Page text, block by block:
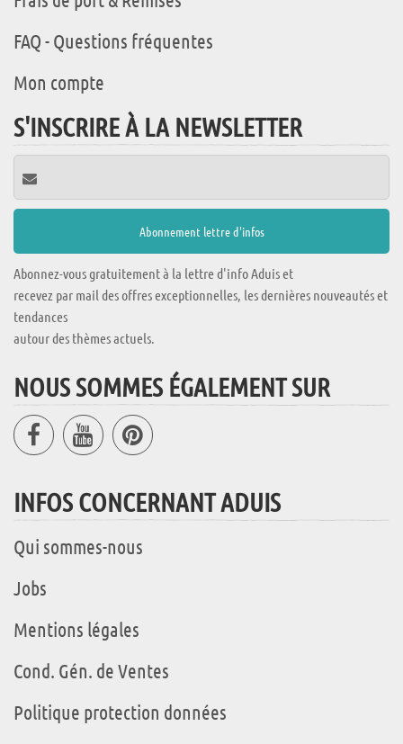
FAQ - Questions fréquentes
Mon compte
S'INSCRIRE À LA NEWSLETTER
Abonnez-vous gratuitement à la lettre d'info Aduis et
recevez par mail des offres exceptionnelles, les dernières nouveautés et
tendances
autour des thèmes actuels.
NOUS SOMMES ÉGALEMENT SUR
INFOS CONCERNANT ADUIS
Qui sommes-nous
Jobs
Mentions légales
Cond. Gén. de Ventes
Politique protection données